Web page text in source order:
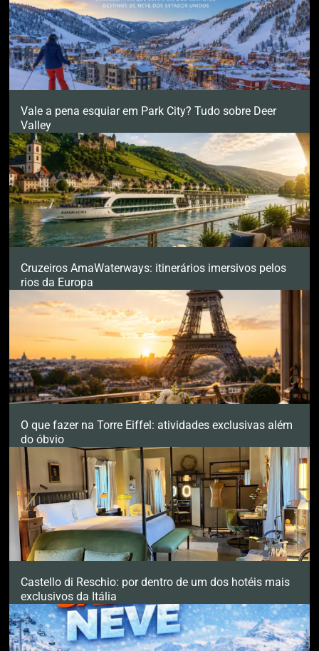
Vale a pena esquiar em Park City? Tudo sobre Deer
Valley
Cruzeiros AmaWaterways: itinerários imersivos pelos
rios da Europa
O que fazer na Torre Eiffel: atividades exclusivas além
do óbvio
Castello di Reschio: por dentro de um dos hotéis mais
exclusivos da Itália